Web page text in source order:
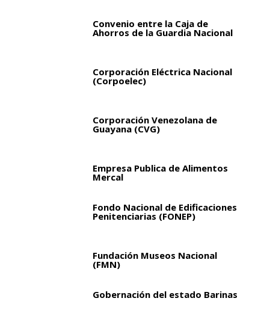
Convenio entre la Caja de
Ahorros de la Guardia Nacional
Corporación Eléctrica Nacional
(Corpoelec)
Corporación Venezolana de
Guayana (CVG)
Empresa Publica de Alimentos
Mercal
Fondo Nacional de Edificaciones
Penitenciarias (FONEP)
Fundación Museos Nacional
(FMN)
Gobernación del estado Barinas